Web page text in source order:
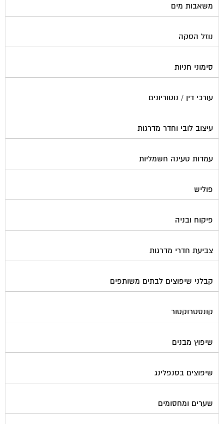
משאבות מים
נוזל הסקה
סימוני חניות
עורכי דין / נוטוריונים
עיצוב לובי וחדר מדרגות
עמדות טעינה חשמליות
פוליש
פיקוח ובניה
צביעת חדרי מדרגות
קבלני שיפוצים לבתים משותפים
קונסטרוקטור
שיפוץ מבנים
שיפוצים בסנפלינג
שערים ומחסומים